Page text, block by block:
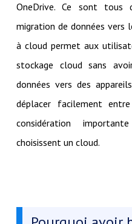
OneDrive. Ce sont tous
migration de données vers
à cloud permet aux
stockage cloud sans
données vers des
déplacer facilement
considération
choisissent un cloud.